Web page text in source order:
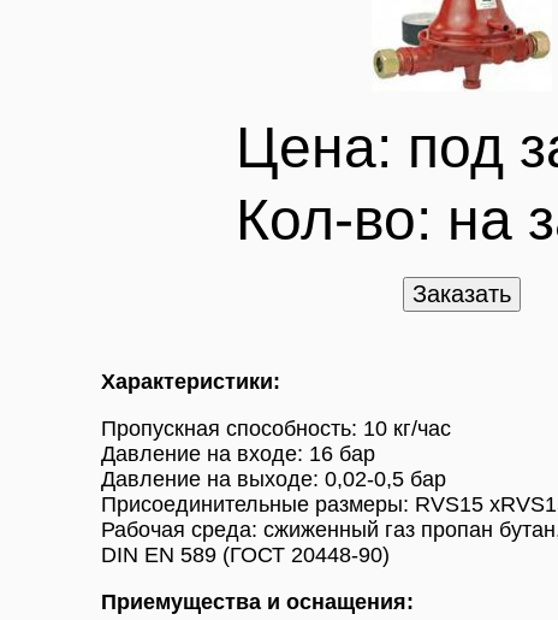
Цена: под
Кол-во: на
Характеристики:
Пропускная способность: 10 кг/час
Давление на входе: 16 бар
Давление на выходе: 0,02-0,5 бар
Присоединительные размеры: RVS15
Рабочая среда: сжиженный газ пропан
DIN EN 589 (ГОСТ 20448-90)
Приемущества и оснащения: